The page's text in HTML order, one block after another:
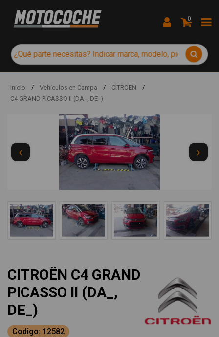
0
Inicio / Vehículos en Campa / CITROEN
/
C4 GRAND PICASSO II (DA_, DE_)
‹ ›
CITROËN C4 GRAND
PICASSO II (DA_,
DE_)
Codigo: 12582